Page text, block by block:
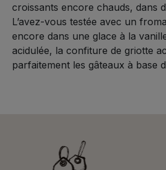
croissants encore chauds, dans
L’avez-vous testée avec un
encore dans une glace à la
acidulée, la confiture de griotte
parfaitement les gâteaux à base